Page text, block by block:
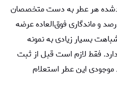
هر عطر به دست متخصصان
مجموعه با غلظت بالای 50 درصد و ماندگاری فوق‌العاده عرضه
بسیار زیادی به نمونه
فقط لازم است قبل از ثبت
موجودی این عطر استعلام